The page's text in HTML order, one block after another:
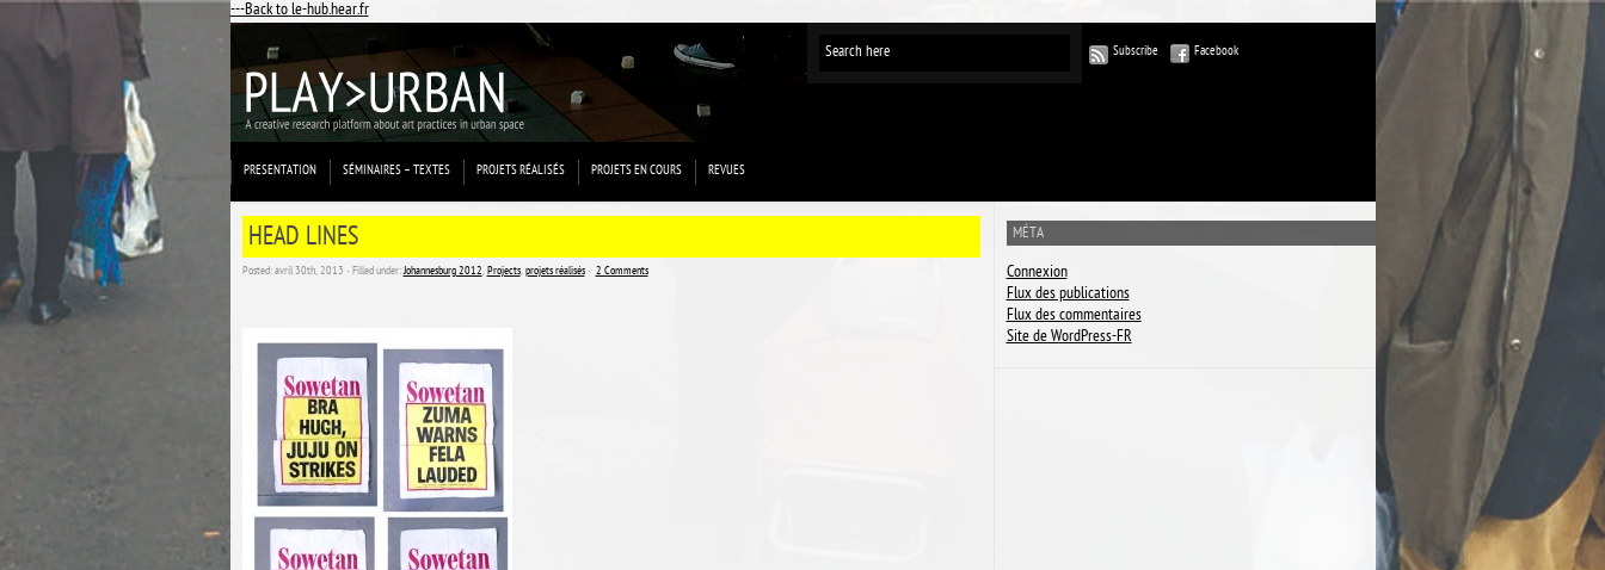
---Back to le-hub.hear.fr
Subscribe Facebook
PRESENTATION SÉMINAIRES – TEXTES PROJETS RÉALISÉS PROJETS EN COURS REVUES
MÉTA
Connexion
Flux des publications
Flux des commentaires
Site de WordPress-FR
HEAD LINES
Posted: avril 30th, 2013 ˑ Filled under:Johannesburg 2012,Projects,projets réalisésˑ 2 Comments